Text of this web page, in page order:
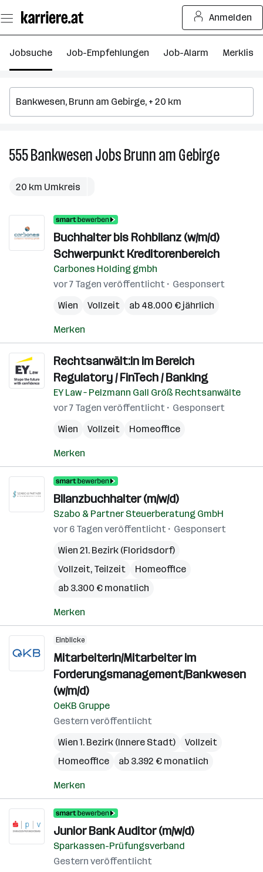
Seiteninhalt
springen
Anmelden
Jobsuche Job-Empfehlungen Job-Alarm Merkliste
555BankwesenJobsBrunn am Gebirge555
Gebirge
20 km Umkreis
Buchhalter bis Rohbilanz (w/m/d)
Schwerpunkt Kreditorenbereich
Carbones Holding gmbh
vor 7 Tagen veröffentlicht
Gesponsert
Wien
Vollzeit ab 48.000 € jährlich
Merken
Rechtsanwält:in im Bereich
Regulatory / FinTech / Banking
EY Law – Pelzmann Gall Größ Rechtsanwälte
vor 7 Tagen veröffentlicht
Gesponsert
Wien
Vollzeit Homeoffice
Merken
Bilanzbuchhalter (m/w/d)
Szabo & Partner Steuerberatung GmbH
vor 6 Tagen veröffentlicht
Gesponsert
Wien 21. Bezirk (Floridsdorf)
Vollzeit, Teilzeit
Homeoffice
ab 3.300 € monatlich
Merken
Einblicke
Mitarbeiterin/Mitarbeiter im
Forderungsmanagement/Bankwesen
(w/m/d)
OeKB Gruppe
Gestern veröffentlicht
Wien 1. Bezirk (Innere Stadt)
Vollzeit
Homeoffice
ab 3.392 € monatlich
Merken
Junior Bank Auditor (m/w/d)
Sparkassen-Prüfungsverband
Gestern veröffentlicht